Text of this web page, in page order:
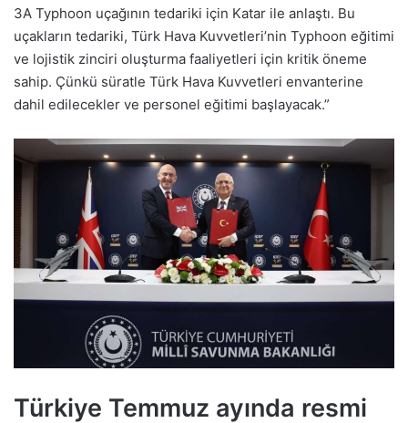
3A Typhoon uçağının tedariki için Katar ile anlaştı. Bu
uçakların tedariki, Türk Hava Kuvvetleri’nin Typhoon eğitimi
ve lojistik zinciri oluşturma faaliyetleri için kritik öneme
sahip. Çünkü süratle Türk Hava Kuvvetleri envanterine
dahil edilecekler ve personel eğitimi başlayacak.”
Türkiye Temmuz ayında resmi